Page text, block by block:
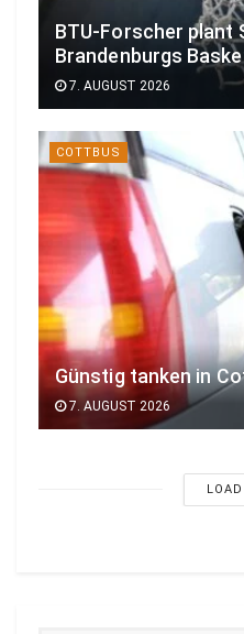
BTU-Forscher plant
Brandenburgs
7. AUGUST 2026
COTTBUS
Günstig tanken in
7. AUGUST 2026